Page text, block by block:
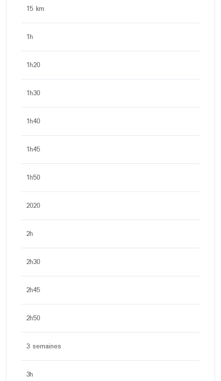
15 km
1h
1h20
1h30
1h40
1h45
1h50
2020
2h
2h30
2h45
2h50
3 semaines
3h